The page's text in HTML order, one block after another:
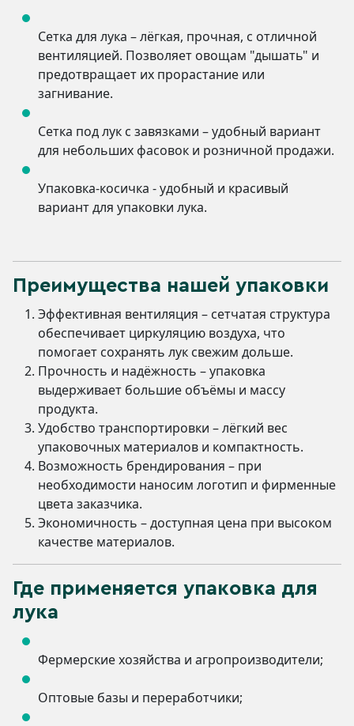
Сетка для лука – лёгкая, прочная, с отличной
вентиляцией. Позволяет овощам "дышать" и
предотвращает их прорастание или
загнивание.
Сетка под лук с завязками – удобный вариант
для небольших фасовок и розничной продажи.
Упаковка-косичка - удобный и красивый
вариант для упаковки лука.
Преимущества нашей упаковки
Эффективная вентиляция – сетчатая структура
обеспечивает циркуляцию воздуха, что
помогает сохранять лук свежим дольше.
Прочность и надёжность – упаковка
выдерживает большие объёмы и массу
продукта.
Удобство транспортировки – лёгкий вес
упаковочных материалов и компактность.
Возможность брендирования – при
необходимости наносим логотип и фирменные
цвета заказчика.
Экономичность – доступная цена при высоком
качестве материалов.
Где применяется упаковка для
лука
Фермерские хозяйства и агропроизводители;
Оптовые базы и переработчики;